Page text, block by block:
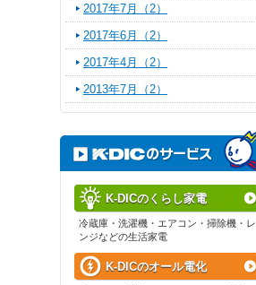
2017年7月（2）
2017年6月（2）
2017年4月（2）
2013年7月（2）
K-DICのくらし家電
冷蔵庫・洗濯機・エアコン・掃除機・レ
ンジなどの生活家電
K-DICのオール電化